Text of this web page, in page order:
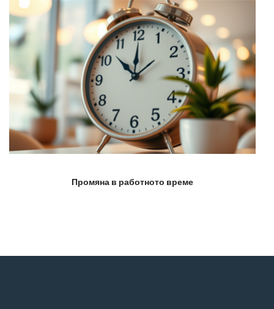
Промяна в работното време